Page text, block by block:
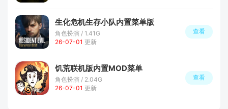
生化危机生存小队内置菜单版
角色扮演 / 1.41G
26-07-01 更新
查看
饥荒联机版内置MOD菜单
角色扮演 / 2.04G
26-07-01 更新
查看